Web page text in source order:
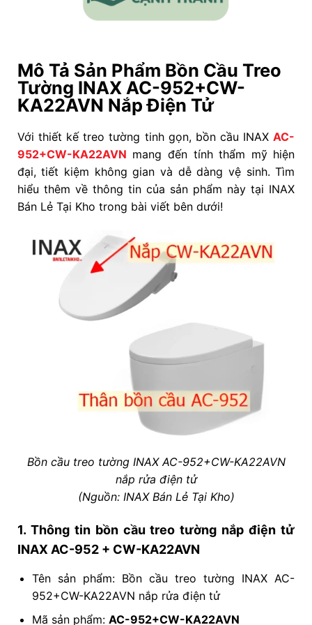
Mô Tả Sản Phẩm Bồn Cầu Treo
Tường INAX AC-952+CW-
KA22AVN Nắp Điện Tử
Với thiết kế treo tường tinh gọn, bồn cầu INAXAC-
952+CW-KA22AVN mang đến tính thẩm mỹ hiện
đại, tiết kiệm không gian và dễ dàng vệ sinh. Tìm
hiểu thêm về thông tin của sản phẩm này tại INAX
Bán Lẻ Tại Kho trong bài viết bên dưới!
Bồn cầu treo tường INAX AC-952+CW-KA22AVN
nắp rửa điện tử
(Nguồn: INAX Bán Lẻ Tại Kho)
1. Thông tin bồn cầu treo tường nắp điện tử
INAX AC-952 + CW-KA22AVN
Tên sản phẩm: Bồn cầu treo tường INAX AC-
952+CW-KA22AVN nắp rửa điện tử
Mã sản phẩm: AC-952+CW-KA22AVN